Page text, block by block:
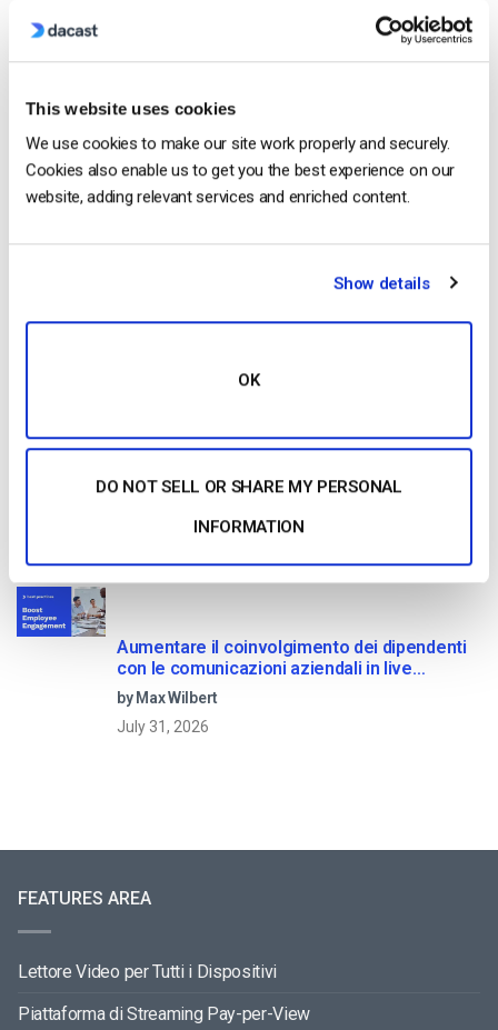
This website uses cookies
We use cookies to make our site work properly and securely.
Cookies also enable us to get you the best experience on our
website, adding relevant services and enriched content.
Show details
OK
DO NOT SELL OR SHARE MY PERSONAL
INFORMATION
No credit card required
10 GB of bandwidth
Read Next
by Emily Krings
OTT Full Form – Il presente e il futuro dei
media in streaming
August 4, 2026
Aumentare il coinvolgimento dei dipendenti
con le comunicazioni aziendali in live
streaming
by Max Wilbert
July 31, 2026
FEATURES AREA
Lettore Video per Tutti i Dispositivi
Piattaforma di Streaming Pay-per-View